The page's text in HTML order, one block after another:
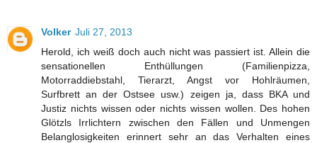
Volker Juli 27, 2013
Herold, ich weiß doch auch nicht was passiert ist. Allein die
sensationellen Enthüllungen (Familienpizza,
Motorraddiebstahl, Tierarzt, Angst vor Hohlräumen,
Surfbrett an der Ostsee usw.) zeigen ja, dass BKA und
Justiz nichts wissen oder nichts wissen wollen. Des hohen
Glötzls Irrlichtern zwischen den Fällen und Unmengen
Belanglosigkeiten erinnert sehr an das Verhalten eines